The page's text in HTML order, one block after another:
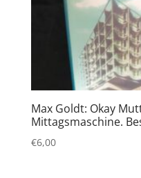
Max Goldt: Okay
Mittagsmaschine.
€6,00